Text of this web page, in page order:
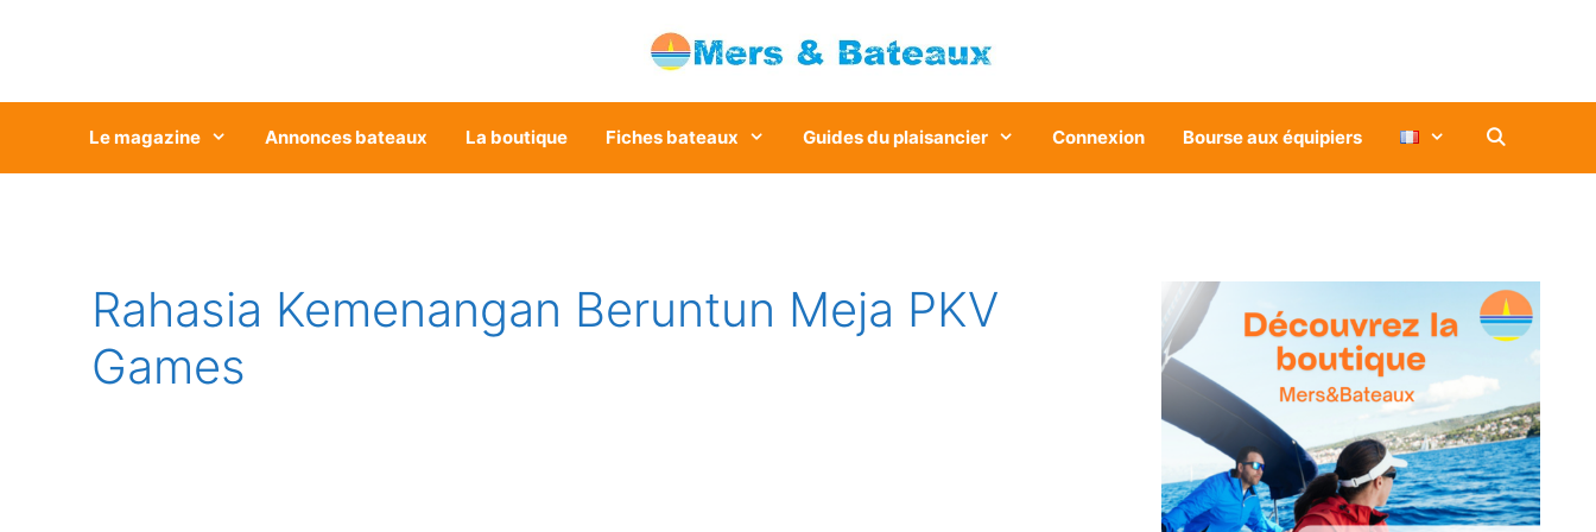
Le magazine Annonces bateaux La boutique Fiches bateaux Guides du plaisancier Connexion Bourse aux équipiers
Rahasia Kemenangan Beruntun Meja PKV
Games